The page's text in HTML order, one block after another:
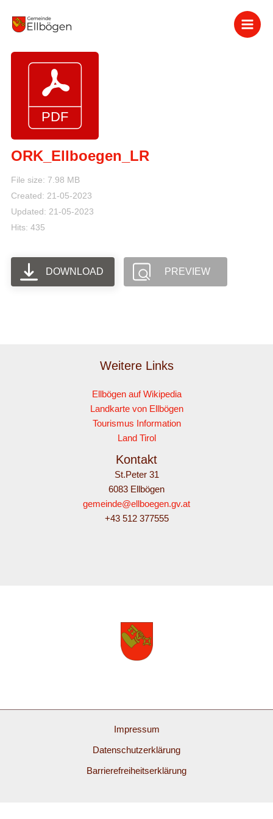
Inhalt
ORK_Ellboegen_LR
File size: 7.98 MB
Created: 21-05-2023
Updated: 21-05-2023
Hits: 435
DOWNLOAD PREVIEW
Weitere Links
Ellbögen auf Wikipedia
Landkarte von Ellbögen
Tourismus Information
Land Tirol
Kontakt
St.Peter 31
6083 Ellbögen
gemeinde@ellboegen.gv.at
+43 512 377555
Impressum
Datenschutzerklärung
Barrierefreiheitserklärung